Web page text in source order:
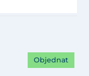
Objednat